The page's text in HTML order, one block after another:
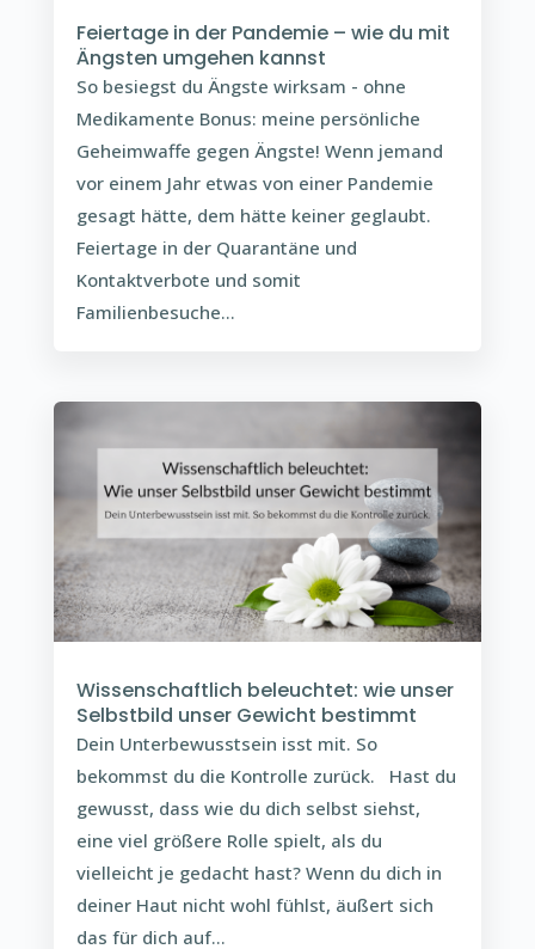
Feiertage in der Pandemie – wie du mit
Ängsten umgehen kannst
So besiegst du Ängste wirksam - ohne
Medikamente Bonus: meine persönliche
Geheimwaffe gegen Ängste! Wenn jemand
vor einem Jahr etwas von einer Pandemie
gesagt hätte, dem hätte keiner geglaubt.
Feiertage in der Quarantäne und
Kontaktverbote und somit
Familienbesuche...
Wissenschaftlich beleuchtet: wie unser
Selbstbild unser Gewicht bestimmt
Dein Unterbewusstsein isst mit. So
bekommst du die Kontrolle zurück. Hast du
gewusst, dass wie du dich selbst siehst,
eine viel größere Rolle spielt, als du
vielleicht je gedacht hast? Wenn du dich in
deiner Haut nicht wohl fühlst, äußert sich
das für dich auf...